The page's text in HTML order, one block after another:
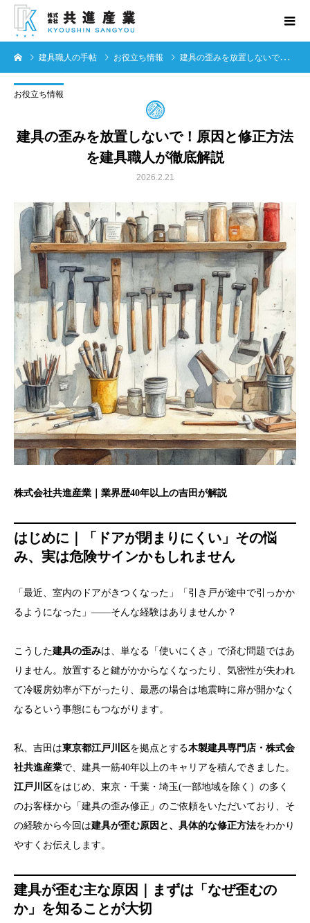
建具職人の手帖 お役立ち情報 建具の歪みを放置しないで！原因と修正方法を建具職人が徹底解説
お役立ち情報
建具の歪みを放置しないで！原因と修正方法
を建具職人が徹底解説
2026.2.21
株式会社共進産業｜業界歴40年以上の吉田が解説
はじめに｜「ドアが閉まりにくい」その悩
み、実は危険サインかもしれません
「最近、室内のドアがきつくなった」「引き戸が途中で引っかか
るようになった」——そんな経験はありませんか？
こうした建具の歪みは、単なる「使いにくさ」で済む問題ではあ
りません。放置すると鍵がかからなくなったり、気密性が失われ
て冷暖房効率が下がったり、最悪の場合は地震時に扉が開かなく
なるという事態にもつながります。
私、吉田は東京都江戸川区を拠点とする木製建具専門店・株式会
社共進産業で、建具一筋40年以上のキャリアを積んできました。
江戸川区をはじめ、東京・千葉・埼玉(一部地域を除く）の多く
のお客様から「建具の歪み修正」のご依頼をいただいており、そ
の経験から今回は建具が歪む原因と、具体的な修正方法をわかり
やすくお伝えします。
建具が歪む主な原因｜まずは「なぜ歪むの
か」を知ることが大切